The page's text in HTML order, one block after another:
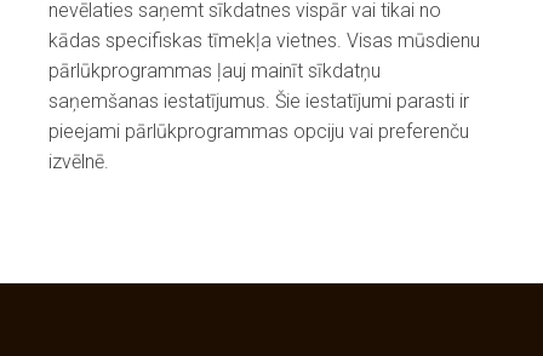
nevēlaties saņemt sīkdatnes vispār vai tikai no
kādas specifiskas tīmekļa vietnes. Visas mūsdienu
pārlūkprogrammas ļauj mainīt sīkdatņu
saņemšanas iestatījumus. Šie iestatījumi parasti ir
pieejami pārlūkprogrammas opciju vai preferenču
izvēlnē.